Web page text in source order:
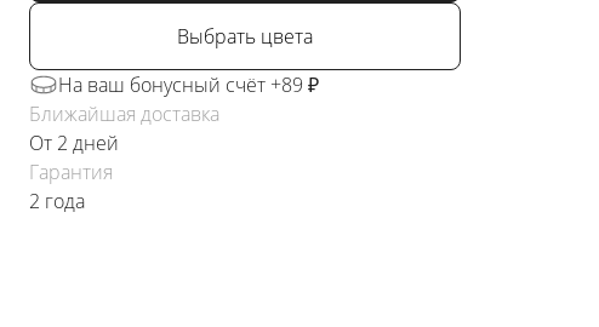
Выбрать цвета
На ваш бонусный счёт +89 ₽
Ближайшая доставка
От 2 дней
Гарантия
2 года